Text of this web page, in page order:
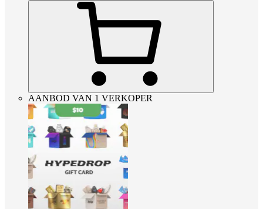
AANBOD VAN 1 VERKOPER